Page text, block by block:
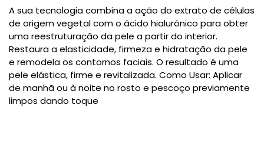
A sua tecnologia combina a ação do extrato de células
de origem vegetal com o ácido hialurónico para obter
uma reestruturação da pele a partir do interior.
Restaura a elasticidade, firmeza e hidratação da pele
e remodela os contornos faciais. O resultado é uma
pele elástica, firme e revitalizada. Como Usar: Aplicar
de manhã ou à noite no rosto e pescoço previamente
limpos dando toque